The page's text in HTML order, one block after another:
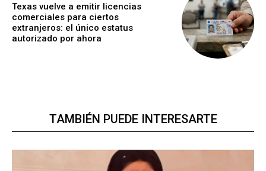
Texas vuelve a emitir licencias
comerciales para ciertos
extranjeros: el único estatus
autorizado por ahora
TAMBIÉN PUEDE INTERESARTE